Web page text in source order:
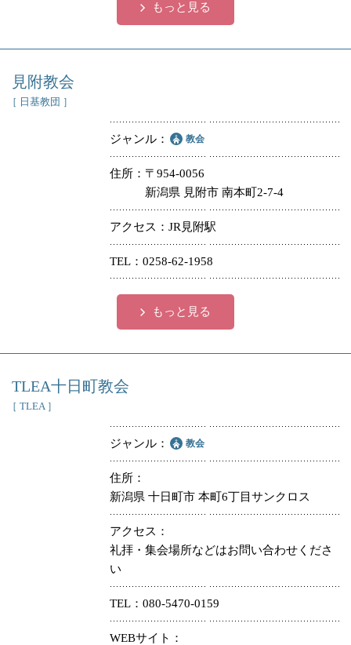
もっと見る
見附教会
［ 日基教団 ］
ジャンル 教会
住所
〒954-0056
新潟県 見附市 南本町2-7-4
アクセス JR見附駅
TEL 0258-62-1958
もっと見る
TLEA十日町教会
［ TLEA ］
ジャンル 教会
住所
新潟県 十日町市 本町6丁目サンクロス
アクセス
礼拝・集会場所などはお問い合わせくださ
い
TEL 080-5470-0159
WEBサイト